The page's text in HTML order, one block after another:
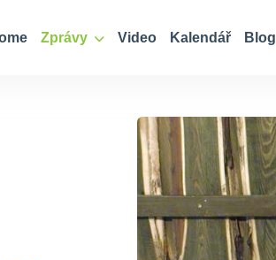
Zprávy Video Kalendář Blog